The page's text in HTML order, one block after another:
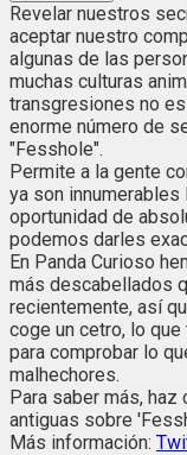
Revelar nuestros
aceptar nuestro
algunas de las
muchas culturas
transgresiones no
enorme número de
"Fesshole".
Permite a la gente
ya son innumerables
oportunidad de
podemos darles
En Panda Curioso
más descabellados
recientemente, así
coge un cetro, lo
para comprobar lo
malhechores.
Para saber más,
antiguas sobre
Más información: